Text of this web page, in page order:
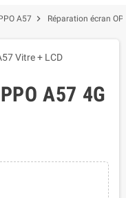
A57 chevron_right Réparation écran
A57 4G